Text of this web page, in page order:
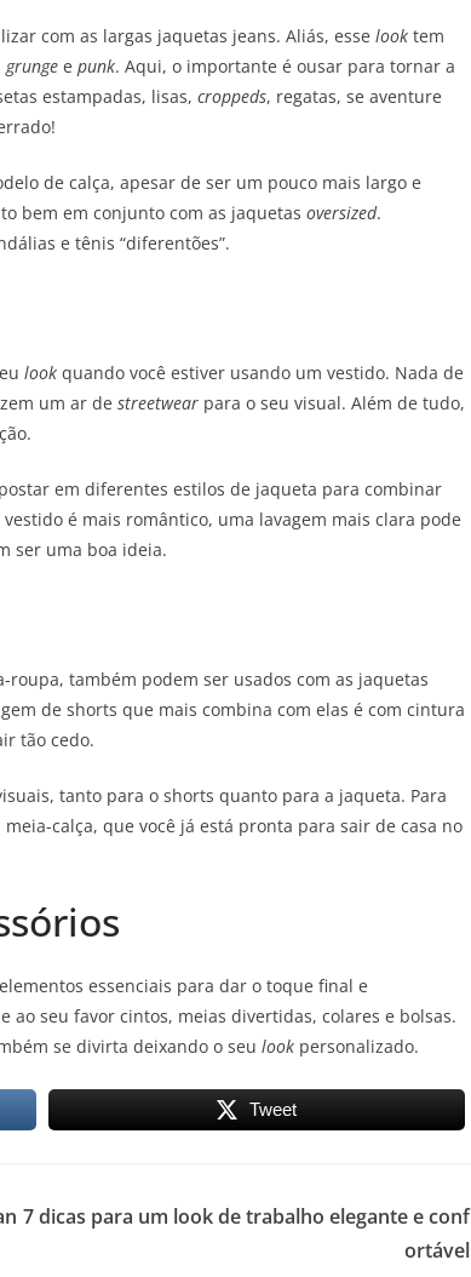
com as largas jaquetas jeans. Aliás, esse look tem
grunge e punk. Aqui, o importante é ousar para tornar a
estampadas, lisas, croppeds, regatas, se aventure
de calça, apesar de ser um pouco mais largo e
bem em conjunto com as jaquetas oversized.
e tênis “diferentões”.
look quando você estiver usando um vestido. Nada de
um ar de streetwear para o seu visual. Além de tudo,
em diferentes estilos de jaqueta para combinar
é mais romântico, uma lavagem mais clara pode
ser uma boa ideia.
também podem ser usados com as jaquetas
de shorts que mais combina com elas é com cintura
tão cedo.
tanto para o shorts quanto para a jaqueta. Para
calça, que você já está pronta para sair de casa no
essenciais para dar o toque final e
seu favor cintos, meias divertidas, colares e bolsas.
se divirta deixando o seu look personalizado.
Tweet
7 dicas para um look de trabalho elegante e conf
ortável